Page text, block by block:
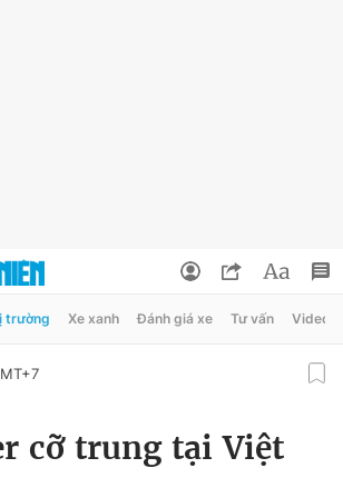
trường Xe xanh Đánh giá xe Tư vấn Video
cỡ trung tại Việt